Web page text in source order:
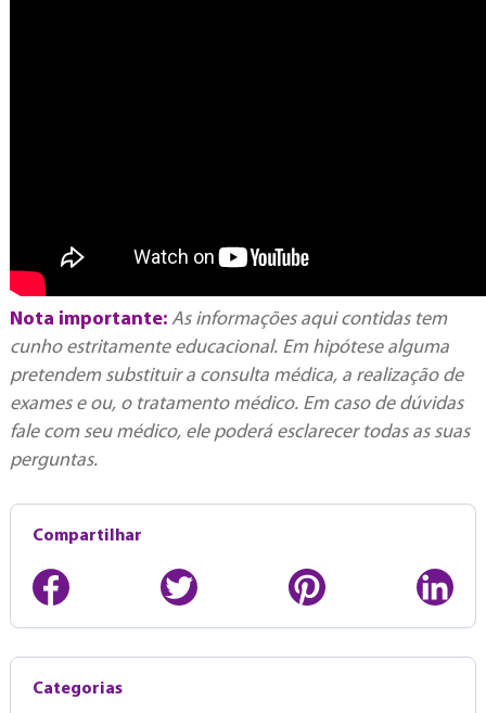
Nota importante: As informações aqui contidas tem
cunho estritamente educacional. Em hipótese alguma
pretendem substituir a consulta médica, a realização de
exames e ou, o tratamento médico. Em caso de dúvidas
fale com seu médico, ele poderá esclarecer todas as suas
perguntas.
Compartilhar
Categorias